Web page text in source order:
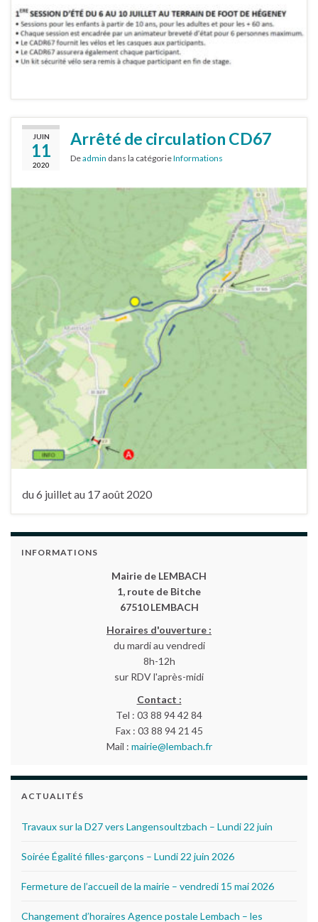
JUIN
11
2020
Arrêté de circulation CD67
Deadmin dans la catégorieInformations
du 6 juillet au 17 août 2020
INFORMATIONS
Mairie de LEMBACH
1, route de Bitche
67510 LEMBACH
Horaires d'ouverture :
du mardi au vendredi
8h-12h
sur RDV l'après-midi
Contact :
Tel : 03 88 94 42 84
Fax : 03 88 94 21 45
Mail : mairie@lembach.fr
ACTUALITÉS
Travaux sur la D27 vers Langensoultzbach – Lundi 22 juin
Soirée Égalité filles-garçons – Lundi 22 juin 2026
Fermeture de l’accueil de la mairie – vendredi 15 mai 2026
Changement d’horaires Agence postale Lembach – les